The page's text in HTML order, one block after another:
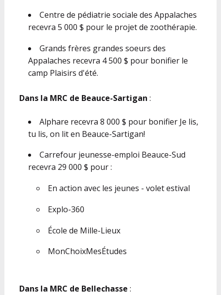
Centre de pédiatrie sociale des Appalaches
recevra 5 000 $ pour le projet de zoothérapie.
Grands frères grandes soeurs des
Appalaches recevra 4 500 $ pour bonifier le
camp Plaisirs d'été.
Dans la MRC de Beauce-Sartigan :
Alphare recevra 8 000 $ pour bonifier Je lis,
tu lis, on lit en Beauce-Sartigan!
Carrefour jeunesse-emploi Beauce-Sud
recevra 29 000 $ pour :
En action avec les jeunes - volet estival
Explo-360
École de Mille-Lieux
MonChoixMesÉtudes
Dans la MRC de Bellechasse :